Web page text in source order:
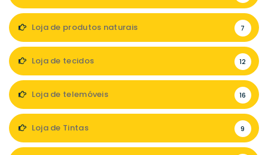
Loja de produtos naturais 7
Loja de tecidos 12
Loja de telemóveis 16
Loja de Tintas 9